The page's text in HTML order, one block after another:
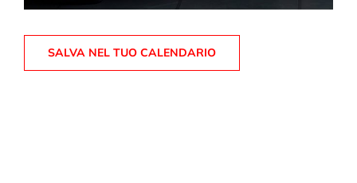
SALVA NEL TUO CALENDARIO